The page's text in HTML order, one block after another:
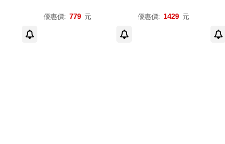
優惠價: 779 元 優惠價: 1429 元